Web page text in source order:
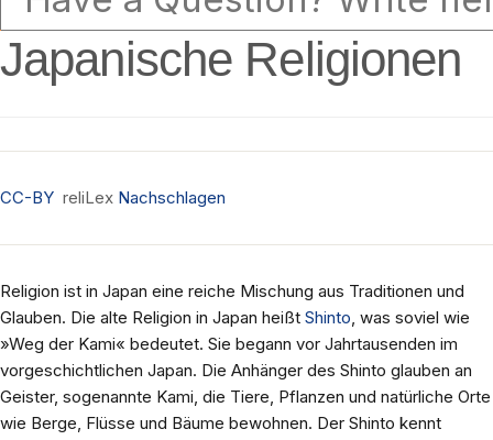
Japanische Religionen
CC-BY reliLex Nachschlagen
Religion ist in Japan eine reiche Mischung aus Traditionen und
Glauben. Die alte Religion in Japan heißt Shinto, was soviel wie
»Weg der Kami« bedeutet. Sie begann vor Jahrtausenden im
vorgeschichtlichen Japan. Die Anhänger des Shinto glauben an
Geister, sogenannte Kami, die Tiere, Pflanzen und natürliche Orte
wie Berge, Flüsse und Bäume bewohnen. Der Shinto kennt